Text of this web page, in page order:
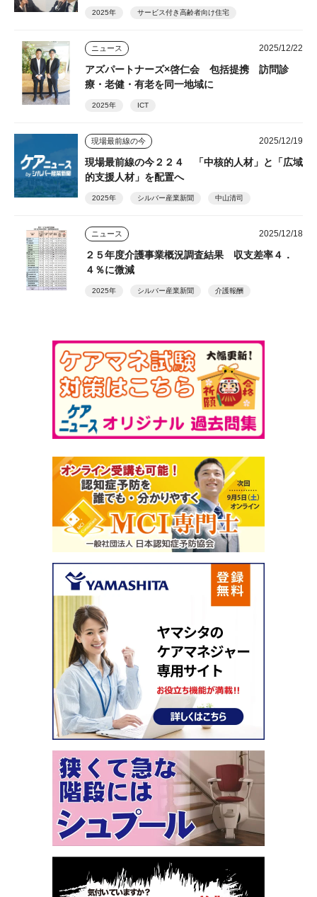
2025年 サービス付き高齢者向け住宅
ニュース 2025/12/22
アズパートナーズ×啓仁会 包括提携 訪問診
療・老健・有老を同一地域に
2025年 ICT
現場最前線の今 2025/12/19
現場最前線の今２２４ 「中核的人材」と「広域
的支援人材」を配置へ
2025年 シルバー産業新聞 中山清司
ニュース 2025/12/18
２５年度介護事業概況調査結果 収支差率４．
４％に微減
2025年 シルバー産業新聞 介護報酬